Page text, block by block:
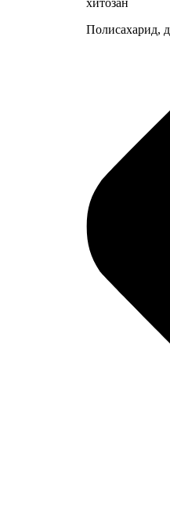
хитозан
Полисахарид,